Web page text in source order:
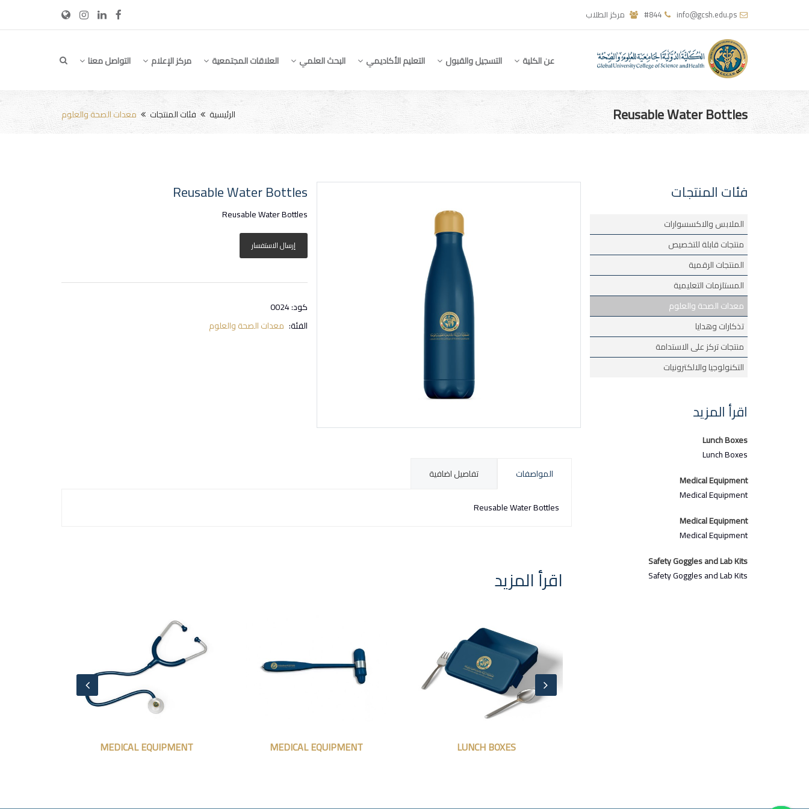
info@gcsh.edu.ps
#844 مركز الطلاب
عن الكلية التسجيل والقبول التعليم الأكاديمي البحث العلمي العلاقات المجتمعية مركز الإعلام التواصل معنا
Reusable Water Bottles الرئيسية فئات المنتجات معدات الصحة والعلوم
فئات المنتجات
الملابس والاكسسوارات
منتجات قابلة للتخصيص
المنتجات الرقمية
المستلزمات التعليمية
معدات الصحة والعلوم
تذكارات وهدايا
منتجات تركز على الاستدامة
التكنولوجيا والالكترونيات
اقرأ المزيد
Lunch Boxes
Lunch Boxes
Medical Equipment
Medical Equipment
Medical Equipment
Medical Equipment
Safety Goggles and Lab Kits
Safety Goggles and Lab Kits
Reusable Water Bottles
Reusable Water Bottles
إرسال الاستفسار
كود: 0024
الفئة: معدات الصحة والعلوم
المواصفات تفاصيل اضافية
Reusable Water Bottles
اقرأ المزيد
LUNCH BOXES
MEDICAL EQUIPMENT
MEDICAL EQUIPMENT